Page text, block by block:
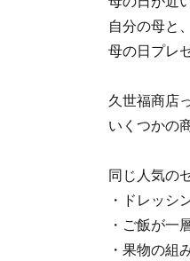
自分の母と
母の日プレ
久世福商店
いくつかの
同じ人気の
・ドレッシ
・ご飯が一
・果物の組